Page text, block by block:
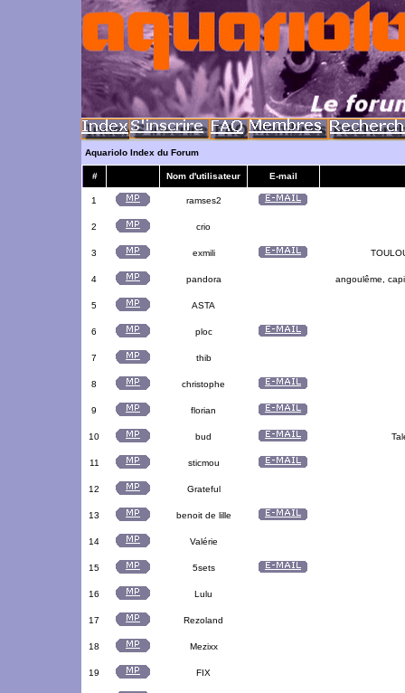
Aquariolo Index du Forum
# Nom d'utilisateur E-mail
1 ramses2
2 crio
3 exmili
4 pandora angoulême,
5 ASTA
6 ploc
7 thib
8 christophe
9 florian
10 bud
11 sticmou
12 Grateful
13 benoit de lille
14 Valérie
15 5sets
16 Lulu
17 Rezoland
18 Mezixx
19 FIX